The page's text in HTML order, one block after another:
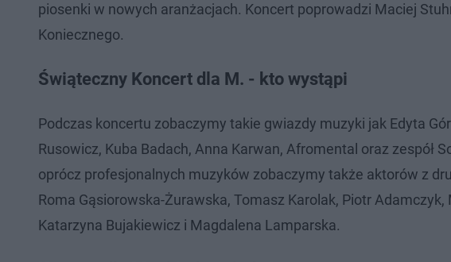
piosenki w nowych aranżacjach. Koncert poprowadzi Maciej
Koniecznego.
Świąteczny Koncert dla M. - kto wystąpi
Podczas koncertu zobaczymy takie gwiazdy muzyki jak Edyta
Rusowicz, Kuba Badach, Anna Karwan, Afromental oraz zespół
oprócz profesjonalnych muzyków zobaczymy także aktorów z
Roma Gąsiorowska-Żurawska, Tomasz Karolak, Piotr
Katarzyna Bujakiewicz i Magdalena Lamparska.